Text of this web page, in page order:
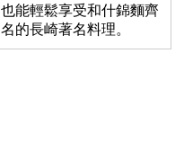
也能輕鬆享受和什錦麵齊
名的長崎著名料理。